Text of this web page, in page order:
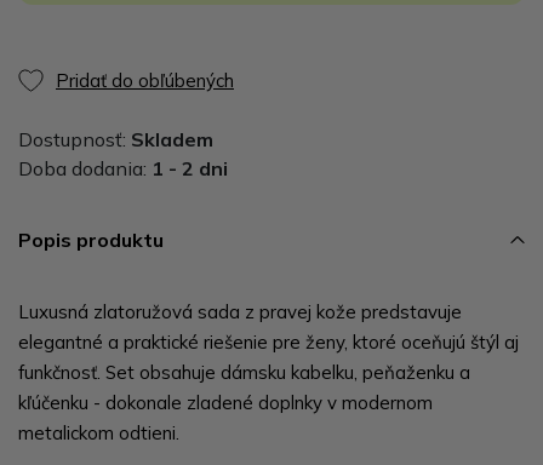
Pridať do obľúbených
Dostupnosť: Skladem
Doba dodania: 1 - 2 dni
Popis produktu
Luxusná zlatoružová sada z pravej kože predstavuje
elegantné a praktické riešenie pre ženy, ktoré oceňujú štýl aj
funkčnosť. Set obsahuje dámsku kabelku, peňaženku a
kľúčenku - dokonale zladené doplnky v modernom
metalickom odtieni.